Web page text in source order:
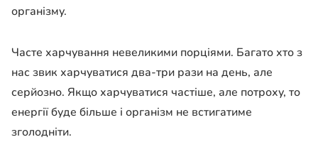
організму.
Часте харчування невеликими порціями. Багато хто з
нас звик харчуватися два-три рази на день, але
серйозно. Якщо харчуватися частіше, але потроху, то
енергії буде більше і організм не встигатиме
зголодніти.